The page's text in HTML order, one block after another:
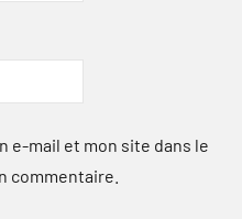
e-mail et mon site dans le
commentaire.